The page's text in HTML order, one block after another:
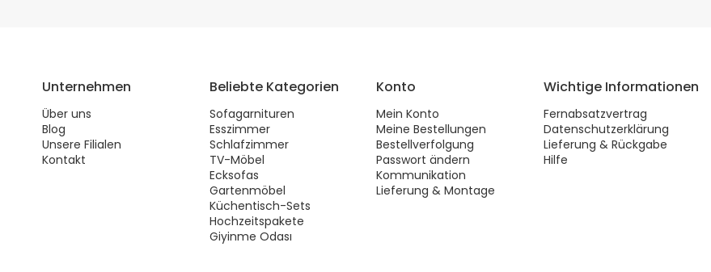
Unternehmen
Über uns
Blog
Unsere Filialen
Kontakt
Beliebte Kategorien
Sofagarnituren
Esszimmer
Schlafzimmer
TV-Möbel
Ecksofas
Gartenmöbel
Küchentisch-Sets
Hochzeitspakete
Giyinme Odası
Konto
Mein Konto
Meine Bestellungen
Bestellverfolgung
Passwort ändern
Kommunikation
Lieferung & Montage
Wichtige Informationen
Fernabsatzvertrag
Datenschutzerklärung
Lieferung & Rückgabe
Hilfe